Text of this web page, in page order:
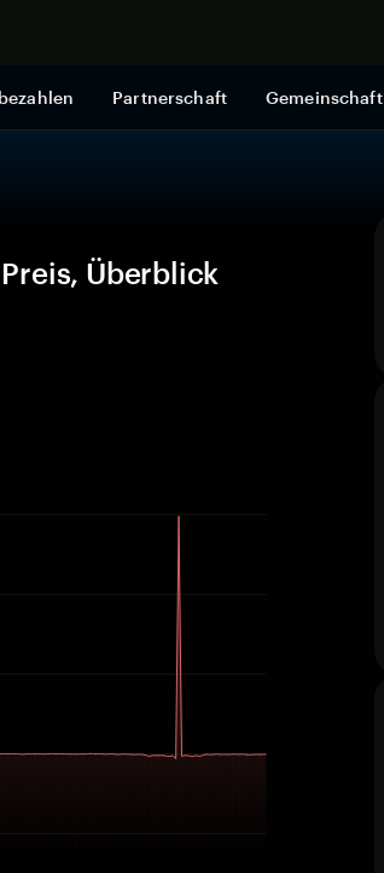
Partnerschaft Gemeinschaft
Überblick